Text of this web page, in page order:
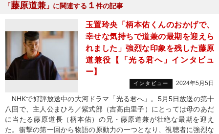
「藤原道兼 」に関連する １ 件の記事
玉置玲央「柄本佑くんのおかげで、
幸せな気持ちで道兼の最期を迎えら
れました」強烈な印象を残した藤原
道兼役【「光る君へ」インタビュ
ー】
インタビュー 2024年5月5日
NHKで好評放送中の大河ドラマ「光る君へ」。5月5日放送の第十
八回で、主人公まひろ／紫式部（吉高由里子）にとっては母のあだ
に当たる藤原道長（柄本佑）の兄・藤原道兼が壮絶な最期を迎え
た。衝撃の第一回から物語の原動力の一つとなり、視聴者に強烈な